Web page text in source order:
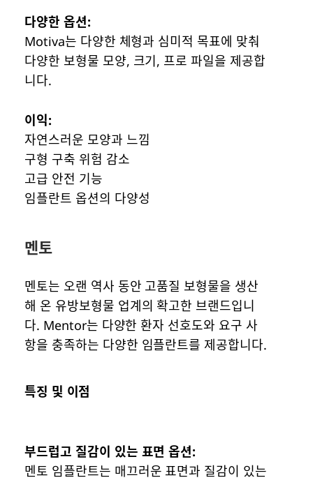
다양한 옵션:
Motiva는 다양한 체형과 심미적 목표에 맞춰
다양한 보형물 모양, 크기, 프로 파일을 제공합
니다.
이익:
자연스러운 모양과 느낌
구형 구축 위험 감소
고급 안전 기능
임플란트 옵션의 다양성
멘토
멘토는 오랜 역사 동안 고품질 보형물을 생산
해 온 유방보형물 업계의 확고한 브랜드입니
다. Mentor는 다양한 환자 선호도와 요구 사
항을 충족하는 다양한 임플란트를 제공합니다.
특징 및 이점
부드럽고 질감이 있는 표면 옵션:
멘토 임플란트는 매끄러운 표면과 질감이 있는